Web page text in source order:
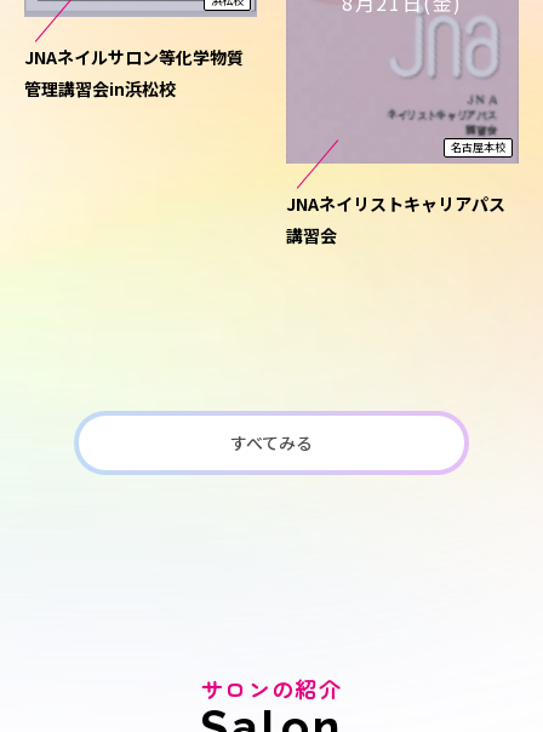
JNAネイルサロン等化学物質
管理講習会in浜松校
名古屋本校
JNAネイリストキャリアパス
講習会
すべてみる
サロンの紹介